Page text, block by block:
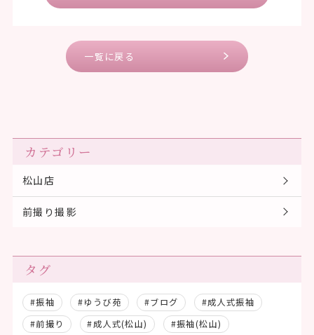
一覧に戻る
カテゴリー
松山店
前撮り撮影
タグ
#振袖 #ゆうび苑 #ブログ
#成人式振袖
#前撮り
#成人式(松山)
#振袖(松山)